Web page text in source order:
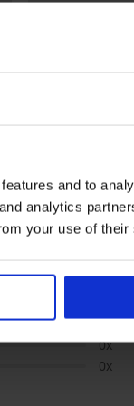
and to
analytics
your use of
Отстъпка -57%
Долнище на
0x
0x
0x